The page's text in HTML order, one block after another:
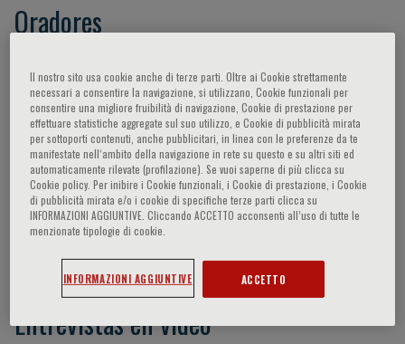
Oradores
Barbui Tiziano, Lo Coco Francesco,Mantovani
Alberto,Stathis Anastasios, Cuneo Antonio,
Hallek Michael, Hehlmann Rüdiger,Hoelzer
Dieter,Lister Andrew,Scarfo Lydia, Ghielmini
Michele,Corradini Paolo,Russell Nigel,
Montoto Silvia,Rosti Gianantonio,Boccadoro
Mario,Cavo Michele,
Robert Peter,Foà Roberto
Entrevistas en vídeo
Il nostro sito usa cookie anche di terze parti. Oltre ai Cookie strettamente
necessari a consentire la navigazione, si utilizzano, Cookie funzionali per
consentire una migliore fruibilità di navigazione, Cookie di prestazione per
effettuare statistiche aggregate sul suo utilizzo, e Cookie di pubblicità mirata
per sottoporti contenuti, anche pubblicitari, in linea con le preferenze da te
manifestate nell‘ambito della navigazione in rete su questo e su altri siti ed
automaticamente rilevate (profilazione). Se vuoi saperne di più clicca su
Cookie policy. Per inibire i Cookie funzionali, i Cookie di prestazione, i Cookie
di pubblicità mirata e/o i cookie di specifiche terze parti clicca su
INFORMAZIONI AGGIUNTIVE. Cliccando ACCETTO acconsenti all’uso di tutte le
menzionate tipologie di cookie.
INFORMAZIONI AGGIUNTIVE ACCETTO